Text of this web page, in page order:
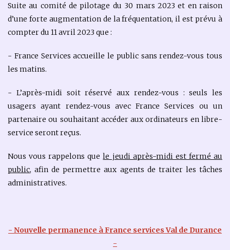
Suite au comité de pilotage du 30 mars 2023 et en raison
d’une forte augmentation de la fréquentation, il est prévu à
compter du 11 avril 2023 que :
- France Services accueille le public sans rendez-vous tous
les matins.
- L’après-midi soit réservé aux rendez-vous : seuls les
usagers ayant rendez-vous avec France Services ou un
partenaire ou souhaitant accéder aux ordinateurs en libre-
service seront reçus.
Nous vous rappelons quele jeudi après-midi est fermé au
public, afin de permettre aux agents de traiter les tâches
administratives.
- Nouvelle permanence à France services Val de Durance
-